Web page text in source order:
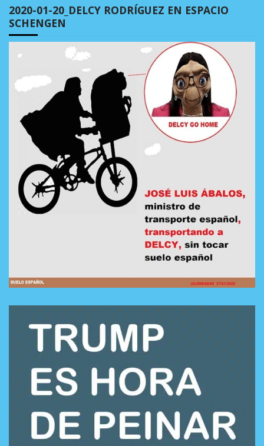
2020-01-20_DELCY RODRÍGUEZ EN ESPACIO
SCHENGEN